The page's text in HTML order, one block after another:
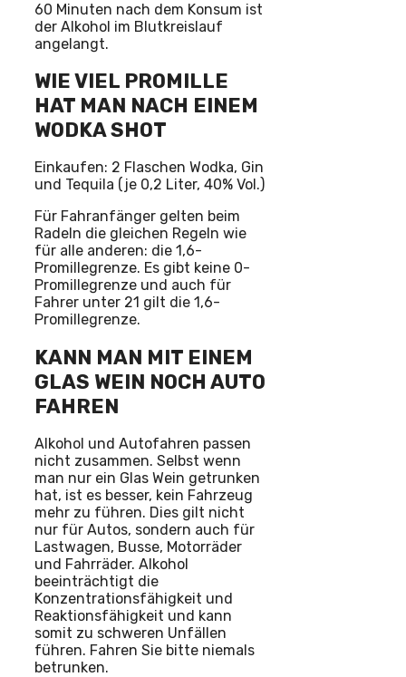
60 Minuten nach dem Konsum ist
der Alkohol im Blutkreislauf
angelangt.
WIE VIEL PROMILLE
HAT MAN NACH EINEM
WODKA SHOT
Einkaufen: 2 Flaschen Wodka, Gin
und Tequila (je 0,2 Liter, 40% Vol.)
Für Fahranfänger gelten beim
Radeln die gleichen Regeln wie
für alle anderen: die 1,6-
Promillegrenze. Es gibt keine 0-
Promillegrenze und auch für
Fahrer unter 21 gilt die 1,6-
Promillegrenze.
KANN MAN MIT EINEM
GLAS WEIN NOCH AUTO
FAHREN
Alkohol und Autofahren passen
nicht zusammen. Selbst wenn
man nur ein Glas Wein getrunken
hat, ist es besser, kein Fahrzeug
mehr zu führen. Dies gilt nicht
nur für Autos, sondern auch für
Lastwagen, Busse, Motorräder
und Fahrräder. Alkohol
beeinträchtigt die
Konzentrationsfähigkeit und
Reaktionsfähigkeit und kann
somit zu schweren Unfällen
führen. Fahren Sie bitte niemals
betrunken.